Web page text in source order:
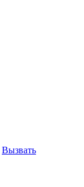
Вызвать